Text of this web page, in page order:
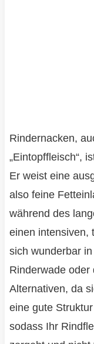
Rindernacken,
„Eintopffleisch“,
Er weist eine
also feine
während des
einen intensiven,
sich wunderbar
Rinderwade oder
Alternativen, da
eine gute
sodass Ihr